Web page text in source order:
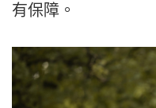
有保障。